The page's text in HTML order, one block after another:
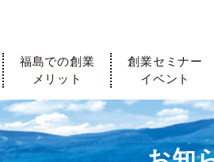
福島での創業
メリット
創業セミナー
イベント